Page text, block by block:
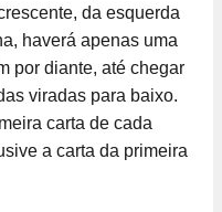
da esquerda
haverá apenas uma
por diante, até chegar
viradas para baixo.
carta de cada
a carta da primeira